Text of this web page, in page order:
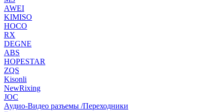
AWEI
KIMISO
HOCO
RX
DEGNE
ABS
HOPESTAR
ZQS
Kisonli
NewRixing
JOC
Аудио-Видео разъемы /Переходники